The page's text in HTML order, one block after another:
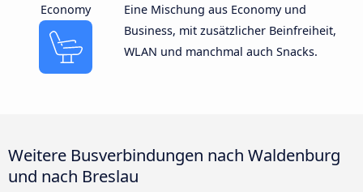
Economy
Eine Mischung aus Economy und
Business, mit zusätzlicher Beinfreiheit,
WLAN und manchmal auch Snacks.
Weitere Busverbindungen nach Waldenburg
und nach Breslau